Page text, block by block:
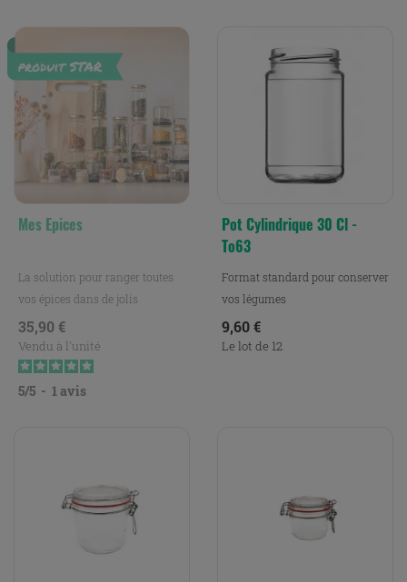
Mes Epices
La solution pour ranger toutes
vos épices dans de jolis
petits bocaux.
Prix
35,90 €
Vendu à l'unité
5/5 - 1avis
Pot Cylindrique 30 Cl -
To63
Format standard pour conserver
vos légumes
Prix
9,60 €
Le lot de 12